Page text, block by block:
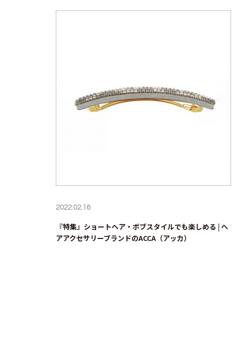
2022.02.16
『特集』ショートヘア・ボブスタイルでも楽しめる | ヘ
アアクセサリーブランドのACCA（アッカ）